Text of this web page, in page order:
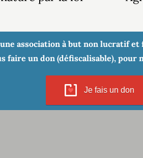
association à but non lucratif
faire un don (défiscalisable),
Je fais un don